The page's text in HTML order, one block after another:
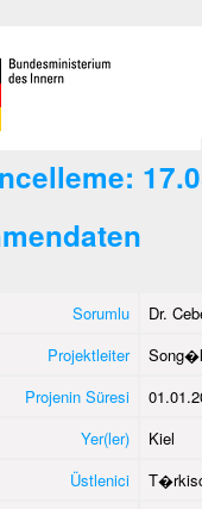
Sorumlu
Dr.
Projektleiter
Projenin Süresi
Yer(ler)
Kiel
Üstlenici